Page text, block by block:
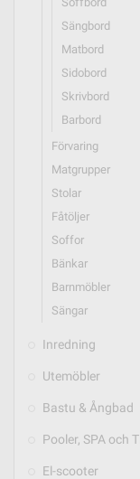
Sängbord
Matbord
Sidobord
Skrivbord
Barbord
Förvaring
Matgrupper
Stolar
Fåtöljer
Soffor
Bänkar
Barnmöbler
Sängar
Inredning
Utemöbler
Bastu & Ångbad
Pooler, SPA och
El-scooter